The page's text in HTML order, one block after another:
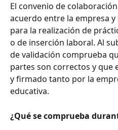
El convenio de
acuerdo entre la empresa
para la realización de
o de inserción laboral. Al
de validación comprueba
partes son correctos y que
y firmado tanto por la
educativa.
¿Qué se comprueba